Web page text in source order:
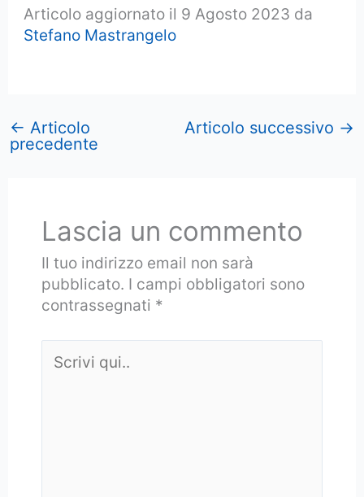
Articolo aggiornato il 9 Agosto 2023 da
Stefano Mastrangelo
← Articolo
precedente
Articolo successivo →
Lascia un commento
Il tuo indirizzo email non sarà
pubblicato. I campi obbligatori sono
contrassegnati *
qui..